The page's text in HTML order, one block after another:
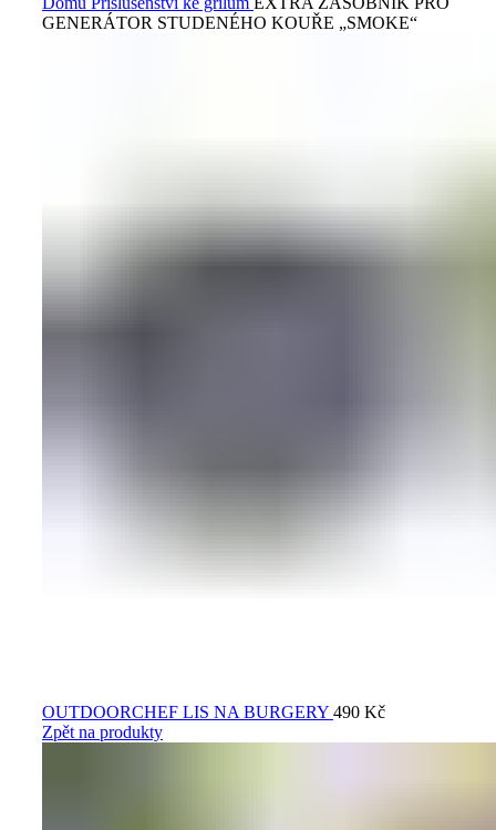
GENERÁTOR STUDENÉHO KOUŘE „SMOKE“
OUTDOORCHEF LIS NA BURGERY 490 Kč
Zpět na produkty